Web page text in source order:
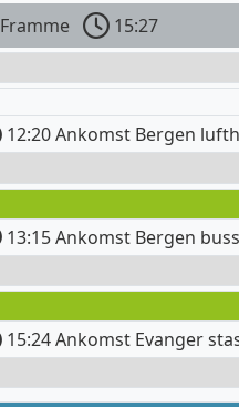
Framme
15:27
12:20 Ankomst Bergen
13:15 Ankomst Bergen
15:24 Ankomst Evanger